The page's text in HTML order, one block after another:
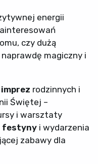
energii
czy dużą
magiczny i
imprez rodzinnych i
Świętej –
i warsztaty
festynyi wydarzenia
zabawy dla